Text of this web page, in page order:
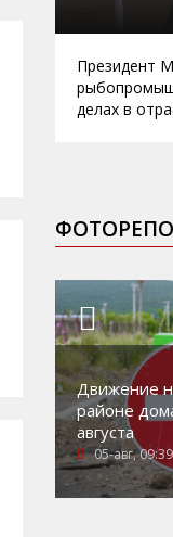
Президент
делах в
Движение
районе
августа
05-авг, 09:39